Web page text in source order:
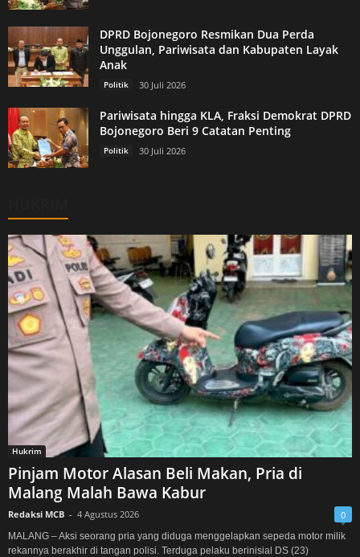
DPRD Bojonegoro Resmikan Dua Perda
Unggulan, Pariwisata dan Kabupaten Layak
Anak
Politik 30 Juli 2026
Pariwisata hingga KLA, Fraksi Demokrat DPRD
Bojonegoro Beri 9 Catatan Penting
Politik 30 Juli 2026
Hukrim
Pinjam Motor Alasan Beli Makan, Pria di
Malang Malah Bawa Kabur
Redaksi MCB - 4 Agustus 2026 0
MALANG – Aksi seorang pria yang diduga menggelapkan sepeda motor milik
rekannya berakhir di tangan polisi. Terduga pelaku berinisial DS (23)